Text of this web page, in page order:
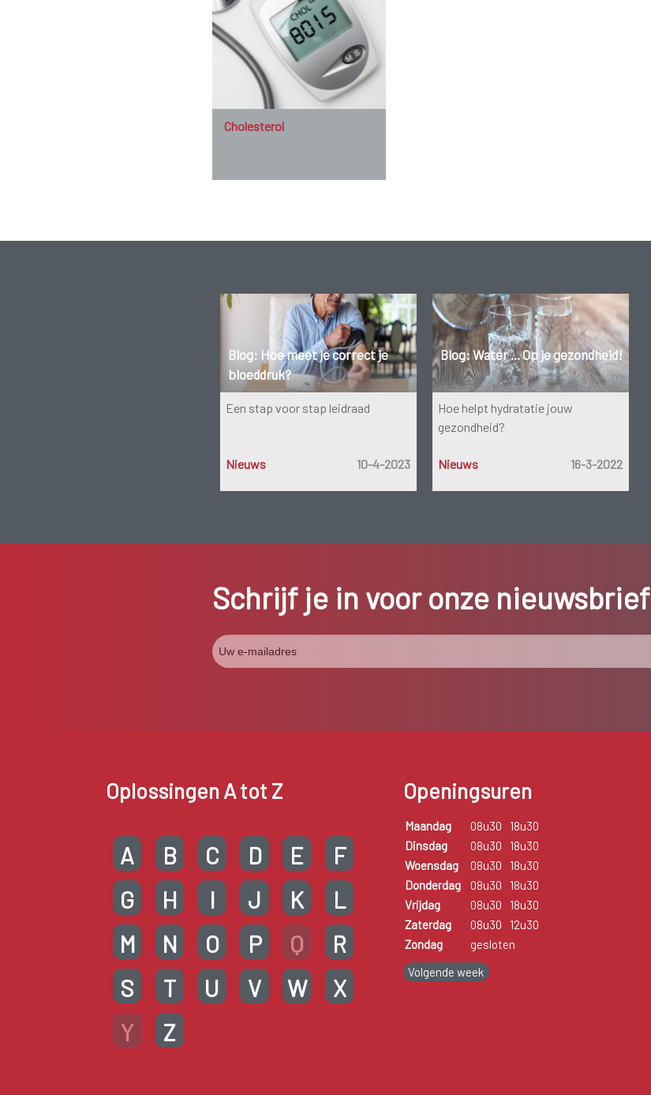
Cholesterol
Blog: Hoe meet je correct je
bloeddruk?
Een stap voor stap leidraad
Nieuws 10-4-2023
Blog: Water ... Op je gezondheid!
Hoe helpt hydratatie jouw
gezondheid?
Nieuws 16-3-2022
Schrijf je in voor onze nieuwsbrief
Oplossingen A tot Z
A B C D E
F
G
H I J K
L
M
N O P Q
R
S
T U V W
X
Y
Z
Openingsuren
Maandag 08u30
18u30
Dinsdag
08u30
18u30
Woensdag
08u30
18u30
Donderdag
08u30
18u30
Vrijdag
08u30
18u30
Zaterdag
08u30
12u30
Zondag
gesloten
Volgende week